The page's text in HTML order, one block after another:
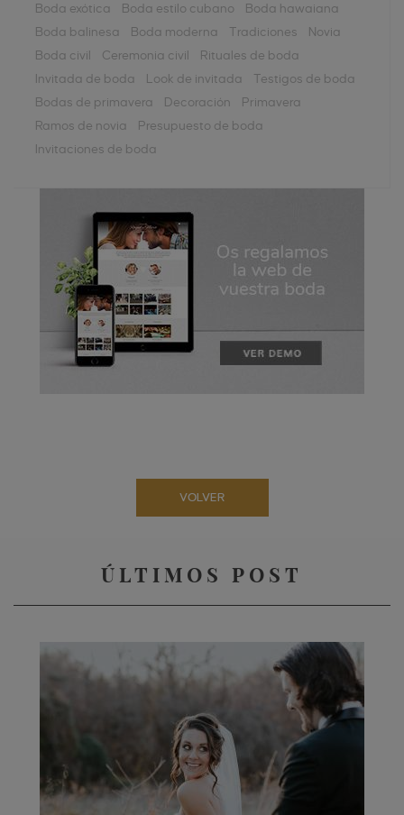
Boda exótica Boda estilo cubano
Boda hawaiana
Boda balinesa
Boda moderna Tradiciones
Novia
Boda civil
Ceremonia civil
Rituales de boda
Invitada de boda
Look de invitada
Testigos de boda
Bodas de primavera
Decoración
Primavera
Ramos de novia
Presupuesto de boda
Invitaciones de boda
VOLVER
ÚLTIMOS POST